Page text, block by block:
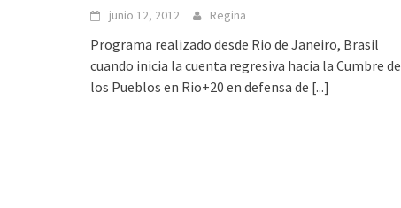
junio 12, 2012 Regina
Programa realizado desde Rio de Janeiro, Brasil
cuando inicia la cuenta regresiva hacia la Cumbre de
los Pueblos en Rio+20 en defensa de [...]